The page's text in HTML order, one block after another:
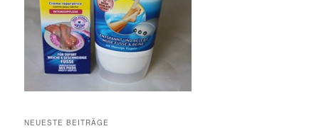
NEUESTE BEITRÄGE